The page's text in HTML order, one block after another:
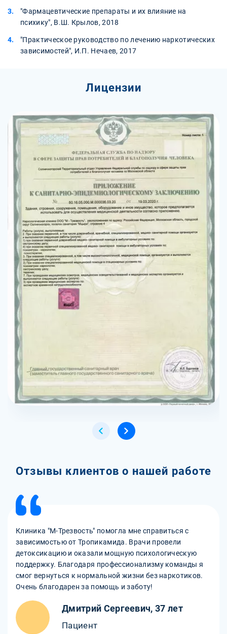
"Фармацевтические препараты и их влияние на
психику", В.Ш. Крылов, 2018
"Практическое руководство по лечению наркотических
зависимостей", И.П. Нечаев, 2017
Лицензии
Отзывы клиентов о нашей работе
Клиника "М-Трезвость" помогла мне справиться с
зависимостью от Тропикамида. Врачи провели
детоксикацию и оказали мощную психологическую
поддержку. Благодаря профессионализму команды я
смог вернуться к нормальной жизни без наркотиков.
Очень благодарен за помощь и заботу!
Дмитрий Сергеевич, 37 лет
Пациент